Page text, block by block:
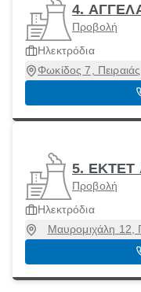
4.
Προβολή
Ηλεκτρόδια
Φωκίδος 7,
5. ΕΚΤΕΤ
Προβολή
Ηλεκτρόδια
Μαυρομιχάλη 12,